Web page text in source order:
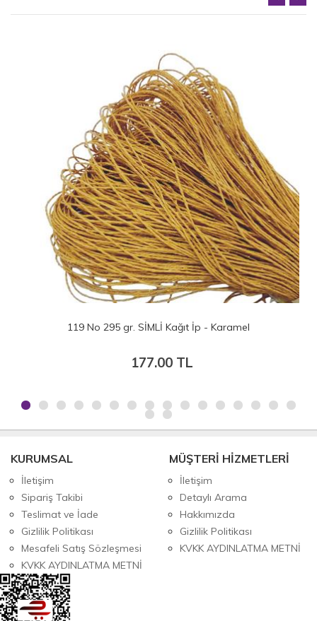
119 No 295 gr. SİMLİ Kağıt İp - Karamel
177.00 TL
KURUMSAL
İletişim
Sipariş Takibi
Teslimat ve İade
Gizlilik Politikası
Mesafeli Satış Sözleşmesi
KVKK AYDINLATMA METNİ
MÜŞTERİ HİZMETLERİ
İletişim
Detaylı Arama
Hakkımızda
Gizlilik Politikası
KVKK AYDINLATMA METNİ